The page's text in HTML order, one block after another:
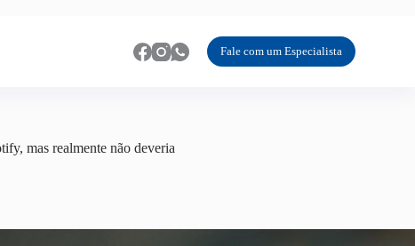
Fale com um Especialista
mas realmente não deveria